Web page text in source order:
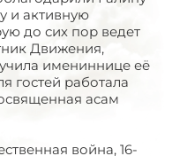
и активную
до сих пор ведет
Движения,
имениннице её
гостей работала
асам
война, 16-